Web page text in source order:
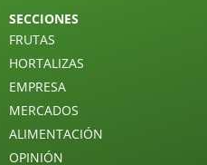
SECCIONES
FRUTAS
HORTALIZAS
EMPRESA
MERCADOS
ALIMENTACIÓN
OPINIÓN